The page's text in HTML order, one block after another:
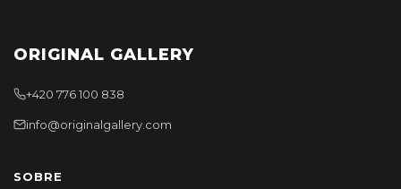
ORIGINAL GALLERY
+420 776 100 838
info@originalgallery.com
SOBRE